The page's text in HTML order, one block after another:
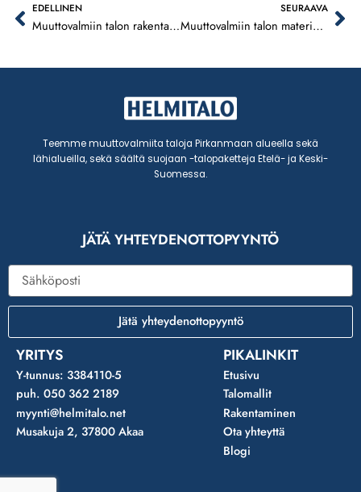
Prev
EDELLINEN
Muuttovalmiin talon rakentamisaika Tampereella
SEURAAVA
Muuttovalmiin talon materiaalivalinnat
Teemme muuttovalmiita taloja Pirkanmaan alueella sekä
lähialueilla, sekä säältä suojaan -talopaketteja Etelä- ja Keski-
Suomessa.
JÄTÄ YHTEYDENOTTOPYYNTÖ
Sähköposti
Jätä yhteydenottopyyntö
YRITYS
Y-tunnus: 3384110-5
puh. 050 362 2189
myynti@helmitalo.net
Musakuja 2, 37800 Akaa
PIKALINKIT
Etusivu
Talomallit
Rakentaminen
Ota yhteyttä
Blogi